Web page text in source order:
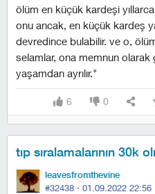
ölüm en küçük kardeşi
onu ancak, en küçük kardeş
devredince bulabilir. ve o,
selamlar, ona memnun
yaşamdan ayrılır."
6 0
tıp sıralamalarının 30k
leavesfromthevine
#32438 · 01.09.2022 22:56